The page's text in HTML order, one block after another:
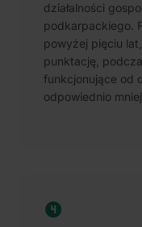
działalności
podkarpackiego.
powyżej pięciu
punktację,
funkcjonujące od
odpowiednio mniej.